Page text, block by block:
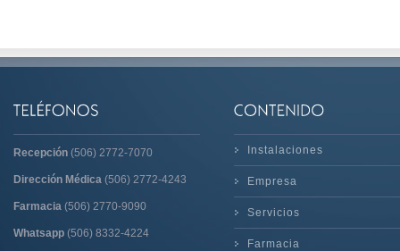
Recepción (506) 2772-7070
Dirección Médica (506) 2772-4243
Farmacia (506) 2770-9090
Whatsapp (506) 8332-4224
Instalaciones
Empresa
Servicios
Farmacia